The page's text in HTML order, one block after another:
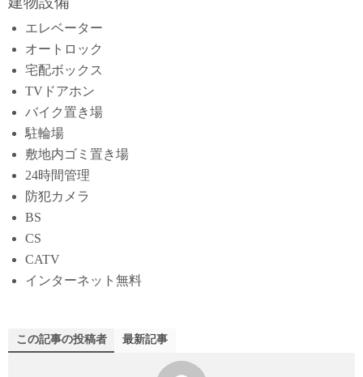
エレベーター
オートロック
宅配ボックス
TVドアホン
バイク置き場
駐輪場
敷地内ゴミ置き場
24時間管理
防犯カメラ
BS
CS
CATV
インターネット無料
この記事の投稿者 最新記事